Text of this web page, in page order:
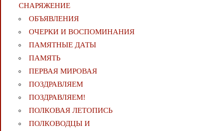
СНАРЯЖЕНИЕ
ОБЪЯВЛЕНИЯ
ОЧЕРКИ И ВОСПОМИНАНИЯ
ПАМЯТНЫЕ ДАТЫ
ПАМЯТЬ
ПЕРВАЯ МИРОВАЯ
ПОЗДРАВЛЯЕМ
ПОЗДРАВЛЯЕМ!
ПОЛКОВАЯ ЛЕТОПИСЬ
ПОЛКОВОДЦЫ И